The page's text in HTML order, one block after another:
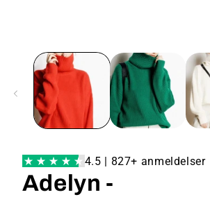
4.5 | 827+ anmeldelser
Adelyn -